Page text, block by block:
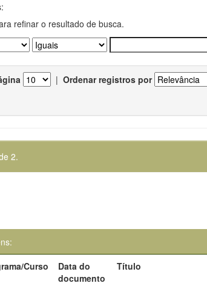
refinar o resultado de busca.
| Ordenar registros por
2.
Curso
Data do
documento
Título